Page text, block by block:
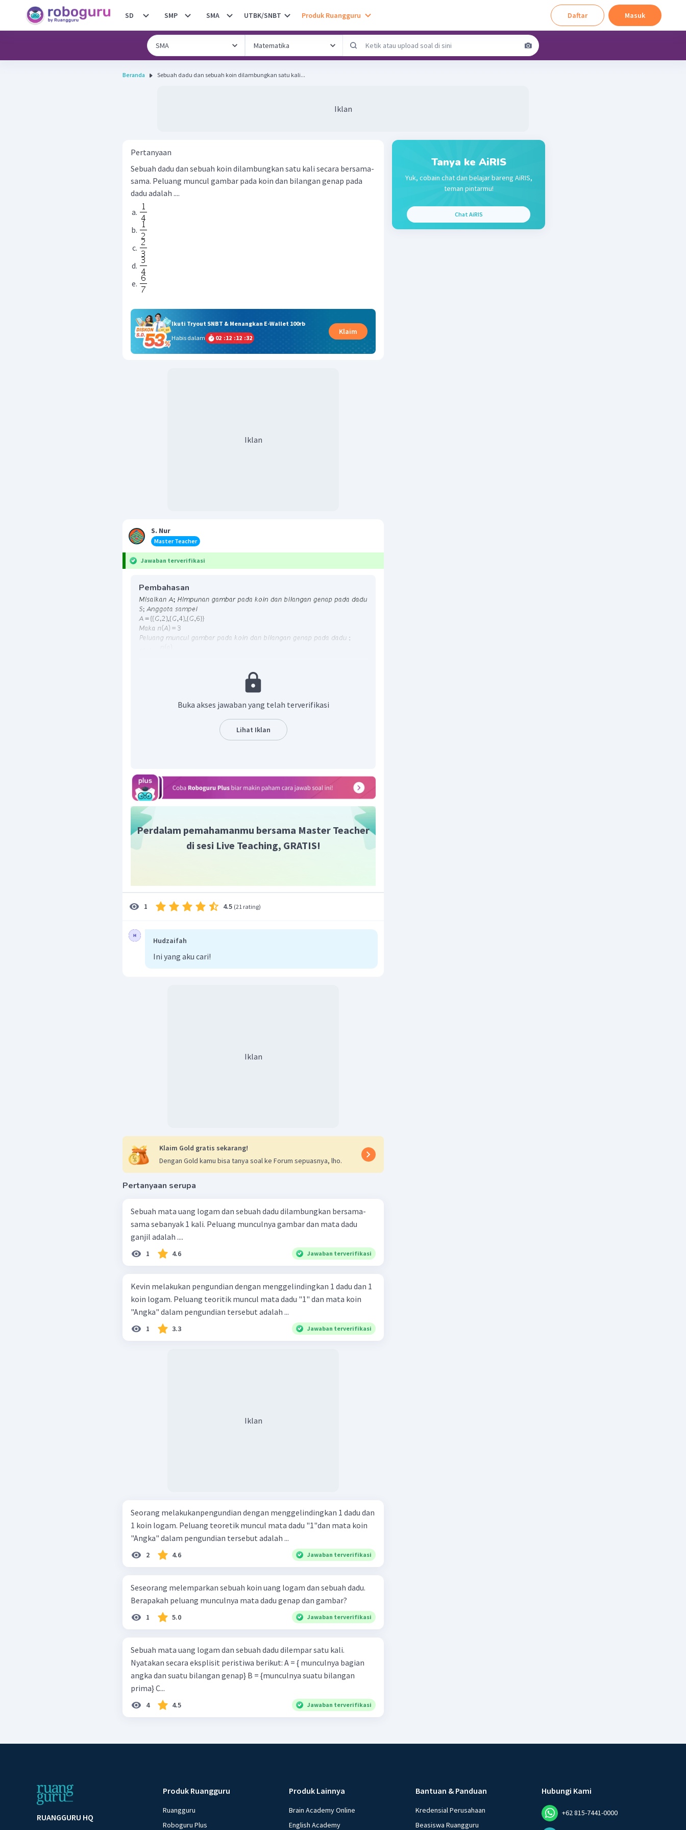
SD SMP SMA UTBK/SNBT Produk Ruangguru Daftar Masuk
Beranda Sebuah dadu dan sebuah koin dilambungkan satu kali...
Iklan
Pertanyaan
Sebuah dadu dan sebuah koin dilambungkan satu kali secara bersama-
sama. Peluang muncul gambar pada koin dan bilangan genap pada
dadu adalah ....
Ikuti Tryout SNBT & Menangkan E-Wallet 100rb
Habis dalam
02 :12 :12 :31
Klaim
Iklan
S. Nur
Master Teacher
Jawaban terverifikasi
Pembahasan
Buka akses jawaban yang telah terverifikasi
Lihat Iklan
Perdalam pemahamanmu bersama Master Teacher
di sesi Live Teaching, GRATIS!
1 4.5 (21 rating)
Hudzaifah
Ini yang aku cari!
Iklan
Klaim Gold gratis sekarang!
Dengan Gold kamu bisa tanya soal ke Forum sepuasnya, lho.
Pertanyaan serupa
Sebuah mata uang logam dan sebuah dadu dilambungkan bersama-
sama sebanyak 1 kali. Peluang munculnya gambar dan mata dadu
ganjil adalah ....
1 4.6 Jawaban terverifikasi
Kevin melakukan pengundian dengan menggelindingkan 1 dadu dan 1
koin logam. Peluang teoritik muncul mata dadu "1" dan mata koin
"Angka" dalam pengundian tersebut adalah ...
1 3.3 Jawaban terverifikasi
Iklan
Seorang melakukanpengundian dengan menggelindingkan 1 dadu dan
1 koin logam. Peluang teoretik muncul mata dadu "1"dan mata koin
"Angka" dalam pengundian tersebut adalah ...
2 4.6 Jawaban terverifikasi
Seseorang melemparkan sebuah koin uang logam dan sebuah dadu.
Berapakah peluang munculnya mata dadu genap dan gambar?
1 5.0 Jawaban terverifikasi
Sebuah mata uang logam dan sebuah dadu dilempar satu kali.
Nyatakan secara eksplisit peristiwa berikut: A = { munculnya bagian
angka dan suatu bilangan genap} B = {munculnya suatu bilangan
prima} C...
4 4.5 Jawaban terverifikasi
Tanya ke AiRIS
Yuk, cobain chat dan belajar bareng AiRIS,
teman pintarmu!
Chat AiRIS
RUANGGURU HQ
Produk Ruangguru
Ruangguru
Roboguru Plus
Produk Lainnya
Brain Academy Online
English Academy
Bantuan & Panduan
Kredensial Perusahaan
Beasiswa Ruangguru
Hubungi Kami
+62 815-7441-0000